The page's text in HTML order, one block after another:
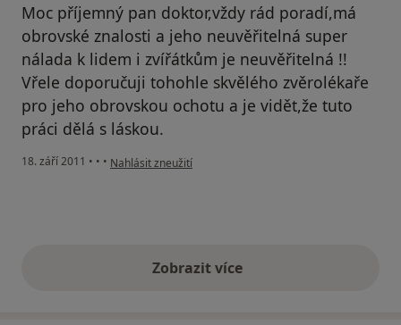
Moc příjemný pan doktor,vždy rád poradí,má
obrovské znalosti a jeho neuvěřitelná super
nálada k lidem i zvířátkům je neuvěřitelná !!
Vřele doporučuji tohohle skvělého zvěrolékaře
pro jeho obrovskou ochotu a je vidět,že tuto
práci dělá s láskou.
18. září 2011 • • • podle názoru uživatele Pacient
Nahlásit zneužití
Zobrazit vícevýše uvedené názory